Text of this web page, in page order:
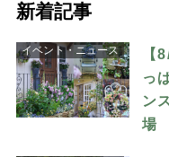
新着記事
イベント・ニュース
【
っ
ン
場